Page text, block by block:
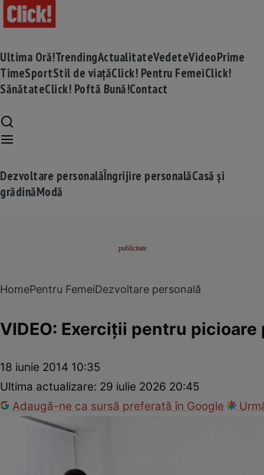
Ultima Oră!TrendingActualitateVedeteVideoPrime
TimeSportStil de viațăClick! Pentru FemeiClick!
SănătateClick! Poftă Bună!Contact
Dezvoltare personalăÎngrijire personalăCasă și
grădinăModă
HomePentru FemeiDezvoltare personală
VIDEO: Exerciţii pentru
18 iunie 2014 10:35
Ultima actualizare: 29 iulie 2026 20:45
Adaugă-ne ca sursă preferată în Google